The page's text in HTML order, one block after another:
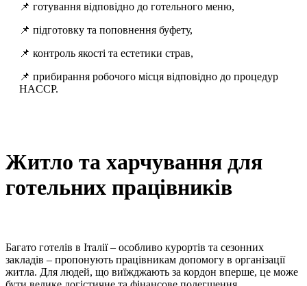
📌 готування відповідно до готельного меню,
📌 підготовку та поповнення буфету,
📌 контроль якості та естетики страв,
📌 прибирання робочого місця відповідно до процедур
HACCP.
Житло та харчування для
готельних працівників
Багато готелів в Італії – особливо курортів та сезонних
закладів – пропонують працівникам допомогу в організації
житла. Для людей, що виїжджають за кордон вперше, це може